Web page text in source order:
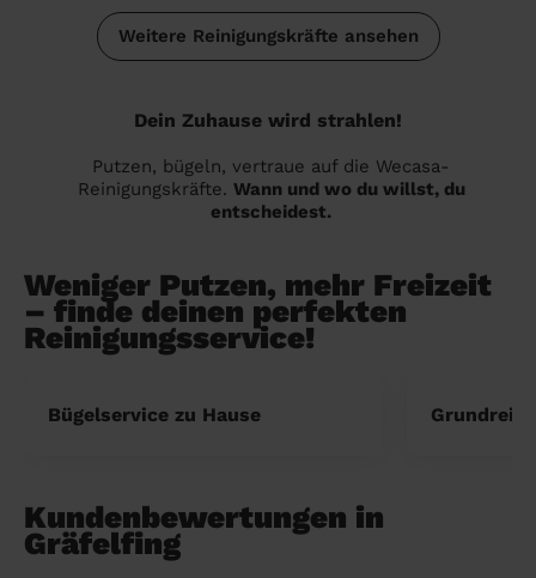
Weitere Reinigungskräfte ansehen
Dein Zuhause wird strahlen!
Putzen, bügeln, vertraue auf die Wecasa-
Reinigungskräfte. Wann und wo du willst, du
entscheidest.
Weniger Putzen, mehr Freizeit
– finde deinen perfekten
Reinigungsservice!
Bügelservice zu Hause
Kundenbewertungen in
Gräfelfing